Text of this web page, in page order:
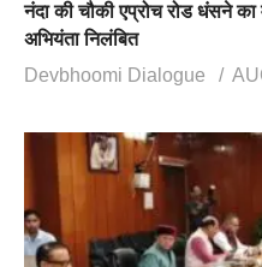
नंदा की चौकी एप्रोच रोड धंसने
अभियंता निलंबित
Devbhoomi Dialogue